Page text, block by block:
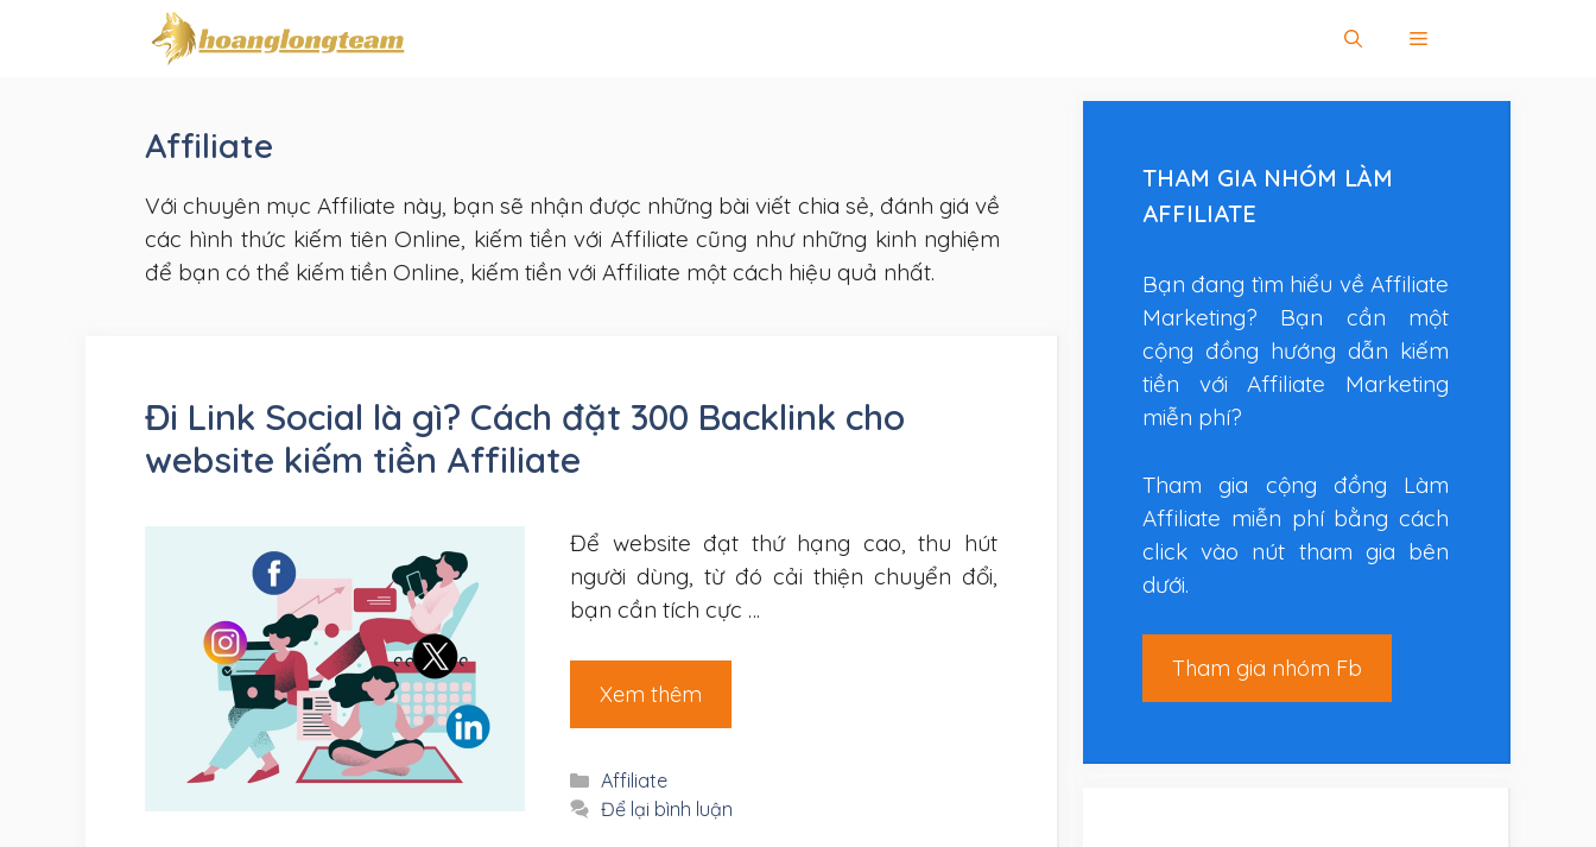
Affiliate
Với chuyên mục Affiliate này, bạn sẽ nhận được những bài viết chia sẻ, đánh giá về
các hình thức kiếm tiên Online, kiếm tiền với Affiliate cũng như những kinh nghiệm
để bạn có thể kiếm tiền Online, kiếm tiền với Affiliate một cách hiệu quả nhất.
Đi Link Social là gì? Cách đặt 300 Backlink cho
website kiếm tiền Affiliate
Để website đạt thứ hạng cao, thu hút
người dùng, từ đó cải thiện chuyển đổi,
bạn cần tích cực …
Xem thêm
Danh
mục
Affiliate
Để lại bình luận
THAM GIA NHÓM LÀM
AFFILIATE
Bạn đang tìm hiểu về Affiliate
Marketing? Bạn cần một
cộng đồng hướng dẫn kiếm
tiền với Affiliate Marketing
miễn phí?
Tham gia cộng đồng Làm
Affiliate miễn phí bằng cách
click vào nút tham gia bên
dưới.
Tham gia nhóm Fb